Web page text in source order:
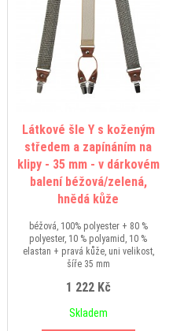
Látkové šle Y s koženým
středem a zapínáním na
klipy - 35 mm - v dárkovém
balení béžová/zelená,
hnědá kůže
béžová, 100% polyester + 80 %
polyester, 10 % polyamid, 10 %
elastan + pravá kůže, uni velikost,
šíře 35 mm
1 222 Kč
Skladem